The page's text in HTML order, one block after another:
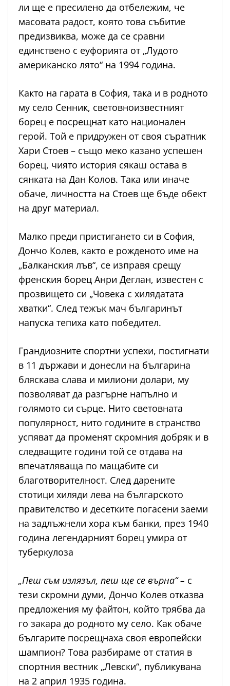
ли ще е пресилено да отбележим, че
масовата радост, която това събитие
предизвиква, може да се сравни
единствено с еуфорията от „Лудото
американско лято“ на 1994 година.
Както на гарата в София, така и в родното
му село Сенник, световноизвестният
борец е посрещнат като национален
герой. Той е придружен от своя съратник
Хари Стоев – също меко казано успешен
борец, чиято история сякаш остава в
сянката на Дан Колов. Така или иначе
обаче, личността на Стоев ще бъде обект
на друг материал.
Малко преди пристигането си в София,
Дончо Колев, както е рожденото име на
„Балканския лъв“, се изправя срещу
френския борец Анри Деглан, известен с
прозвището си „Човека с хилядатата
хватки“. След тежък мач българинът
напуска тепиха като победител.
Грандиозните спортни успехи, постигнати
в 11 държави и донесли на българина
бляскава слава и милиони долари, му
позволяват да разгърне напълно и
голямото си сърце. Нито световната
популярност, нито годините в странство
успяват да променят скромния добряк и в
следващите години той се отдава на
впечатляваща по мащабите си
благотворителност. След дарените
стотици хиляди лева на българското
правителство и десетките погасени заеми
на задлъжнели хора към банки, през 1940
година легендарният борец умира от
туберкулоза
„Пеш съм излязъл, пеш ще се върна“ – с
тези скромни думи, Дончо Колев отказва
предложения му файтон, който трябва да
го закара до родното му село. Как обаче
българите посрещнаха своя европейски
шампион? Това разбираме от статия в
спортния вестник „Левски“, публикувана
на 2 април 1935 година.